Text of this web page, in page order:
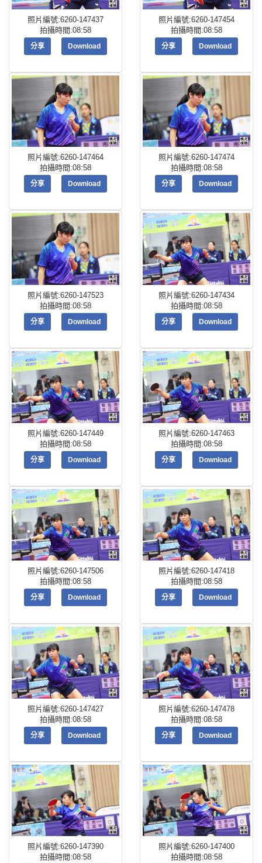
照片編號:6260-147437
拍攝時間:08:58
分享 Download
照片編號:6260-147454
拍攝時間:08:58
分享 Download
照片編號:6260-147464
拍攝時間:08:58
分享 Download
照片編號:6260-147474
拍攝時間:08:58
分享 Download
照片編號:6260-147523
拍攝時間:08:58
分享 Download
照片編號:6260-147434
拍攝時間:08:58
分享 Download
照片編號:6260-147449
拍攝時間:08:58
分享 Download
照片編號:6260-147463
拍攝時間:08:58
分享 Download
照片編號:6260-147506
拍攝時間:08:58
分享 Download
照片編號:6260-147418
拍攝時間:08:58
分享 Download
照片編號:6260-147427
拍攝時間:08:58
分享 Download
照片編號:6260-147478
拍攝時間:08:58
分享 Download
照片編號:6260-147390
拍攝時間:08:58
照片編號:6260-147400
拍攝時間:08:58